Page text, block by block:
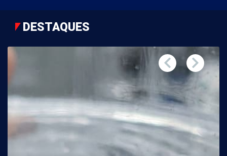
DESTAQUES